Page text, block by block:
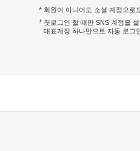
회원이 아니어도 소셜 계정으로
첫로그인 할 때만 SNS 계정을
대표계정 하나만으로 자동 로그